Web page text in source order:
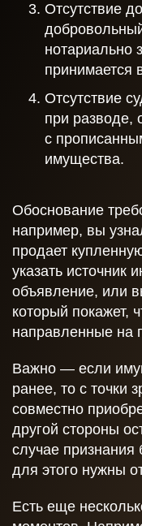
Отсутствие
нотариально
принимается
Отсутствие
при разводе,
с
имущества.
Обоснование
например, вы
продает
указать источник
объявление, или
который покажет,
направленные на
Важно — если
ранее, то с точки
совместно
другой стороны
случае признания
для этого нужны
Есть еще